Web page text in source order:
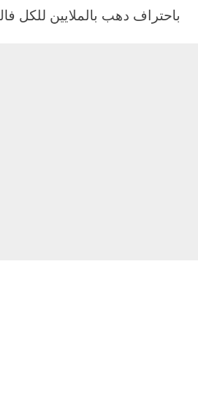
باحتراف دهب بالملايين للكل